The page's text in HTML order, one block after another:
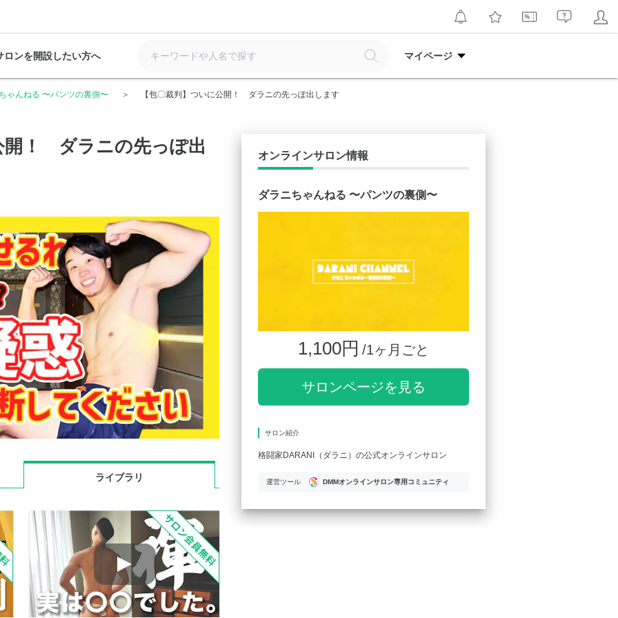
ロンを開設したい方へ マイページ
ゃんねる 〜パンツの裏側〜 【包〇裁判】ついに公開！ ダラニの先っぽ出します
開！ ダラニの先っぽ出
ライブラリ
オンラインサロン情報
ダラニちゃんねる 〜パンツの裏側〜
1,100円 /1ヶ月ごと
サロンページを見る
サロン紹介
格闘家DARANI（ダラニ）の公式オンラインサロン
運営ツール DMMオンラインサロン専用コミュニティ